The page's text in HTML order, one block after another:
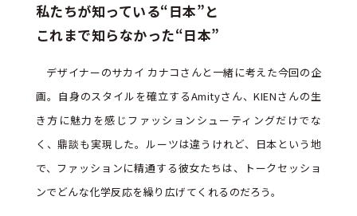
私たちが知っている“日本”と
これまで知らなかった“日本”
デザイナーのサカイ カナコさんと一緒に考えた今回の企
画。自身のスタイルを確立するAmityさん、KIENさんの生
き方に魅力を感じファッションシューティングだけでな
く、鼎談も実現した。ルーツは違うけれど、日本という地
で、ファッションに精通する彼女たちは、トークセッショ
ンでどんな化学反応を繰り広げてくれるのだろう。